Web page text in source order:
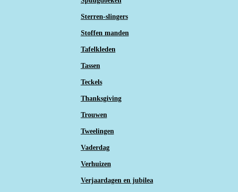
Sterren-slingers
Stoffen manden
Tafelkleden
Tassen
Teckels
Thanksgiving
Trouwen
Tweelingen
Vaderdag
Verhuizen
Verjaardagen en jubilea